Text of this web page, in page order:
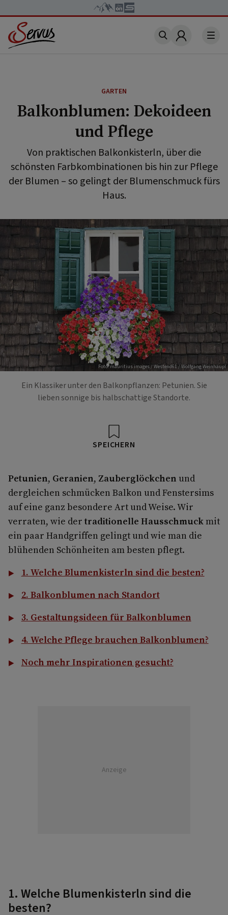
Account
GARTEN
Balkonblumen: Dekoideen
und Pflege
Von praktischen Balkonkisterln, über die
schönsten Farbkombinationen bis hin zur Pflege
der Blumen – so gelingt der Blumenschmuck fürs
Haus.
Foto: mauritius images / Westend61 / Wolfgang Weinhäupl
Ein Klassiker unter den Balkonpflanzen: Petunien. Sie
lieben sonnige bis halbschattige Standorte.
SPEICHERN
Petunien, Geranien, Zauberglöckchen und
dergleichen schmücken Balkon und Fenstersims
auf eine ganz besondere Art und Weise. Wir
verraten, wie dertraditionelle Hausschmuckmit
ein paar Handgriffen gelingt und wie man die
blühenden Schönheiten am besten pflegt.
1. Welche Blumenkisterln sind die besten?
2. Balkonblumen nach Standort
3. Gestaltungsideen für Balkonblumen
4. Welche Pflege brauchen Balkonblumen?
Noch mehr Inspirationen gesucht?
Anzeige
1. Welche Blumenkisterln sind die
besten?